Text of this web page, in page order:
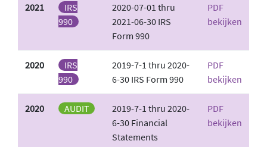
2021
IRS
990
2020-07-01 thru
2021-06-30 IRS
Form 990
PDF
bekijken
2020
IRS
990
2019-7-1 thru 2020-
6-30 IRS Form 990
PDF
bekijken
2020 AUDIT
2019-7-1 thru 2020-
6-30 Financial
Statements
PDF
bekijken